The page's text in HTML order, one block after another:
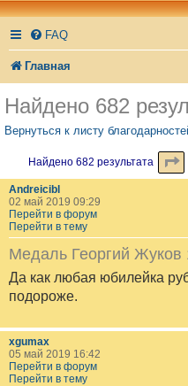
FAQ
Главная
Найдено 682
Вернуться к листу
Найдено 682 результата
Andreicibl
02 май 2019 09:29
Перейти в форум
Перейти в тему
Медаль Георгий Жуков
Да как любая юбилейка
подороже.
xgumax
05 май 2019 16:42
Перейти в форум
Перейти в тему